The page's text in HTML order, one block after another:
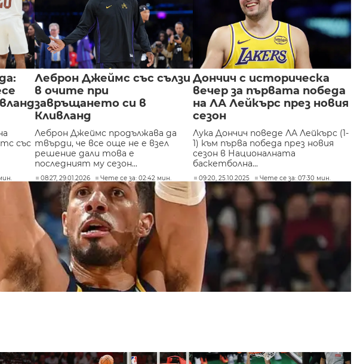
със
Леброн Джеймс със сълзи
в очите при
завръщането си в
Кливланд
Леброн Джеймс продължава да
твърди, че все още не е взел
решение дали това е
последният му сезон...
08:27, 29.01.2026 Чете се за: 02:42 мин.
Дончич с историческа
вечер за първата победа
на ЛА Лейкърс през новия
сезон
Лука Дончич поведе ЛА Лейкърс (1-
1) към първа победа през новия
сезон в Националната
баскетболна...
09:20, 25.10.2025 Чете се за: 07:30 мин.